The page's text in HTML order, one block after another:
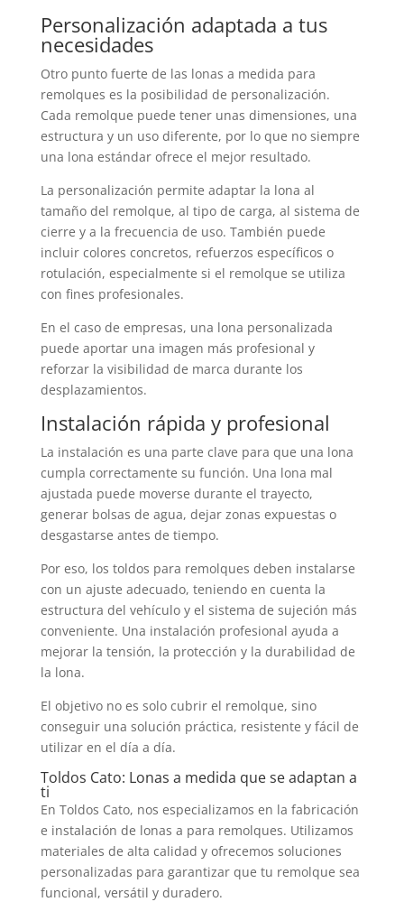
Personalización adaptada a tus
necesidades
Otro punto fuerte de las lonas a medida para
remolques es la posibilidad de personalización.
Cada remolque puede tener unas dimensiones, una
estructura y un uso diferente, por lo que no siempre
una lona estándar ofrece el mejor resultado.
La personalización permite adaptar la lona al
tamaño del remolque, al tipo de carga, al sistema de
cierre y a la frecuencia de uso. También puede
incluir colores concretos, refuerzos específicos o
rotulación, especialmente si el remolque se utiliza
con fines profesionales.
En el caso de empresas, una lona personalizada
puede aportar una imagen más profesional y
reforzar la visibilidad de marca durante los
desplazamientos.
Instalación rápida y profesional
La instalación es una parte clave para que una lona
cumpla correctamente su función. Una lona mal
ajustada puede moverse durante el trayecto,
generar bolsas de agua, dejar zonas expuestas o
desgastarse antes de tiempo.
Por eso, los toldos para remolques deben instalarse
con un ajuste adecuado, teniendo en cuenta la
estructura del vehículo y el sistema de sujeción más
conveniente. Una instalación profesional ayuda a
mejorar la tensión, la protección y la durabilidad de
la lona.
El objetivo no es solo cubrir el remolque, sino
conseguir una solución práctica, resistente y fácil de
utilizar en el día a día.
Toldos Cato: Lonas a medida que se adaptan a
ti
En Toldos Cato, nos especializamos en la fabricación
e instalación de lonas a para remolques. Utilizamos
materiales de alta calidad y ofrecemos soluciones
personalizadas para garantizar que tu remolque sea
funcional, versátil y duradero.